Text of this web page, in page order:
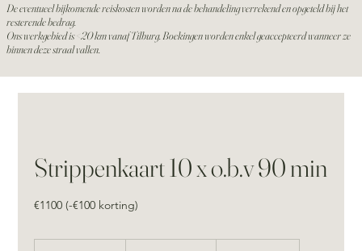
De eventueel bijkomende reiskosten worden na de behandeling verrekend en opgeteld bij het
resterende bedrag.
Ons werkgebied is <20 km vanaf Tilburg. Boekingen worden enkel geaccepteerd wanneer ze
binnen deze straal vallen.
Strippenkaart 10 x o.b.v 90 min
€1100 (-€100 korting)